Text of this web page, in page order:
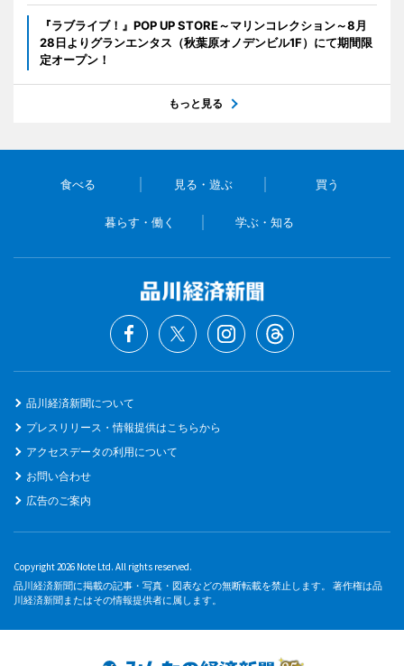
『ラブライブ！』POP UP STORE～マリンコレクション～8月
28日よりグランエンタス（秋葉原オノデンビル1F）にて期間限
定オープン！
もっと見る
食べる 見る・遊ぶ 買う
暮らす・働く 学ぶ・知る
品川経済新聞について
プレスリリース・情報提供はこちらから
アクセスデータの利用について
お問い合わせ
広告のご案内
Copyright 2026 Note Ltd. All rights reserved.
品川経済新聞に掲載の記事・写真・図表などの無断転載を禁止します。 著作権は品
川経済新聞またはその情報提供者に属します。